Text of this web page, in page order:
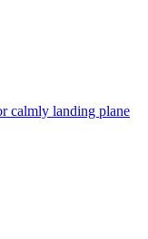
calmly landing plane